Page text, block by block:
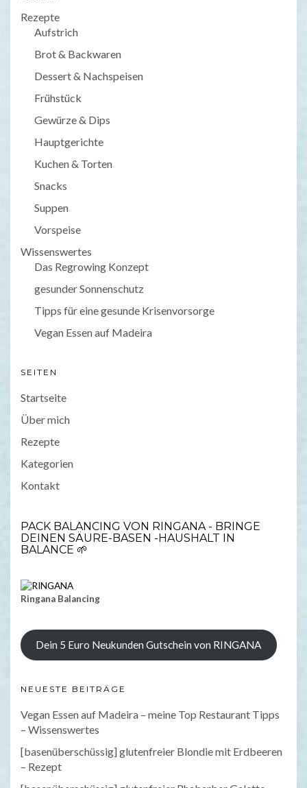
Rezepte
Aufstrich
Brot & Backwaren
Dessert & Nachspeisen
Frühstück
Gewürze & Dips
Hauptgerichte
Kuchen & Torten
Snacks
Suppen
Vorspeise
Wissenswertes
Das Regrowing Konzept
gesunder Sonnenschutz
Tipps für eine gesunde Krisenvorsorge
Vegan Essen auf Madeira
SEITEN
Startseite
Über mich
Rezepte
Kategorien
Kontakt
PACK BALANCING VON RINGANA - BRINGE
DEINEN SÄURE-BASEN -HAUSHALT IN
BALANCE 🌱
Ringana Balancing
Dein 5 Euro Neukunden Gutschein von RINGANA
NEUESTE BEITRÄGE
Vegan Essen auf Madeira – meine Top Restaurant Tipps
– Wissenswertes
[basenüberschüssig] glutenfreier Blondie mit Erdbeeren
– Rezept